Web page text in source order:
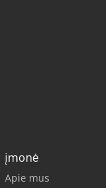
įmonė
Apie mus